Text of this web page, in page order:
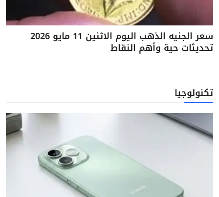
سعر الجنيه الذهب اليوم الاثنين 11 مايو 2026
تحديثات حية وأهم النقاط
تكنولوجيا